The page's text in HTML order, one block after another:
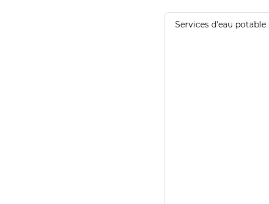
Services d'eau potable